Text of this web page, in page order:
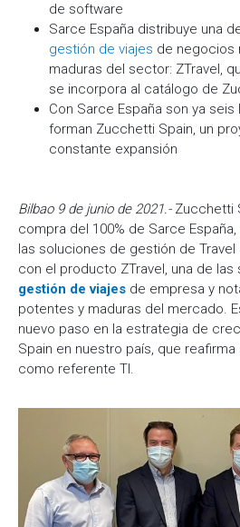
de software
Sarce España distribuye una
gestión de viajes de negocios
maduras del sector: ZTravel,
se incorpora al catálogo de
Con Sarce España son ya
forman Zucchetti Spain, un
constante expansión
Bilbao 9 de junio de 2021.-Zucchetti
compra del 100% de Sarce
las soluciones de gestión de Travel
con el producto ZTravel, una de las
gestión de viajes de empresa y
potentes y maduras del mercado.
nuevo paso en la estrategia de
Spain en nuestro país, que
como referente TI.